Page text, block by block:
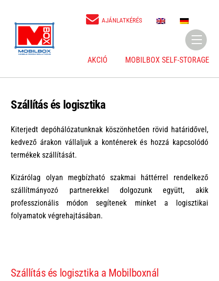
AJÁNLATKÉRÉS
E
D
Menu
AKCIÓ MOBILBOX SELF-STORAGE
Szállítás és logisztika
Kiterjedt depóhálózatunknak köszönhetően rövid határidővel,
kedvező árakon vállaljuk a konténerek és hozzá kapcsolódó
termékek szállítását.
Kizárólag olyan megbízható szakmai háttérrel rendelkező
szállítmányozó partnerekkel dolgozunk együtt, akik
professzionális módon segítenek minket a logisztikai
folyamatok végrehajtásában.
Szállítás és logisztika a Mobilboxnál